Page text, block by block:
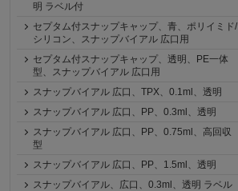
明 ラベル付
セプタム付スナップキャップ、青、ポリイミド/
シリコン、スナップバイアル 広口用
セプタム付スナップキャップ、透明、PE一体
型、スナップバイアル 広口用
スナップバイアル 広口、TPX、0.1ml、透明
スナップバイアル 広口、PP、0.3ml、透明
スナップバイアル 広口、PP、0.75ml、高回収
型
スナップバイアル 広口、PP、1.5ml、透明
スナップバイアル、広口、0.3ml、透明 ラベル